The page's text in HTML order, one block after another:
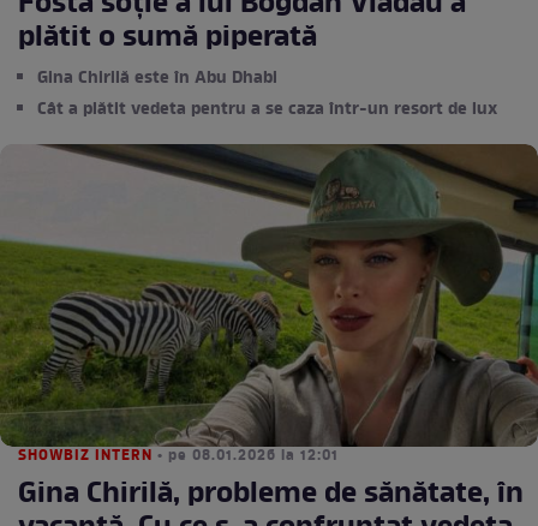
plătit o sumă piperată
Gina Chirilă este în Abu Dhabi
Cât a plătit vedeta pentru a se caza într-un resort de lux
SHOWBIZ INTERN • pe 08.01.2026 la 12:01
Gina Chirilă, probleme de sănătate, în